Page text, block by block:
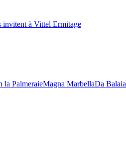
à Vittel Ermitage
la PalmeraieMagna MarbellaDa Balaia